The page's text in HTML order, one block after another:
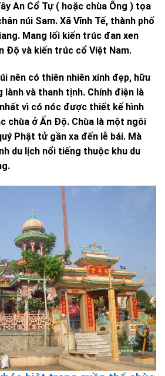
An Cổ Tự ( hoặc chùa Ông ) tọa
núi Sam. Xã Vĩnh Tế, thành phố
Mang lối kiến trúc đan xen
Độ và kiến trúc cổ Việt Nam.
nên có thiên nhiên xinh đẹp, hữu
và thanh tịnh. Chính điện là
vì có nóc được thiết kế hình
chùa ở Ấn Độ. Chùa là một ngôi
Phật tử gần xa đến lễ bái. Mà
du lịch nổi tiếng thuộc khu du